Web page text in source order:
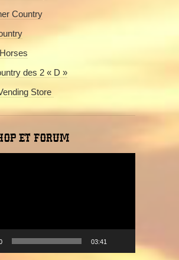
Country
des 2 « D »
Store
ET FORUM
03:41